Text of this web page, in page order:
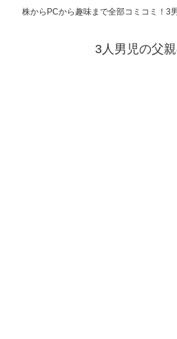
株からPCから趣味まで全部コミコミ！3
3人男児の父